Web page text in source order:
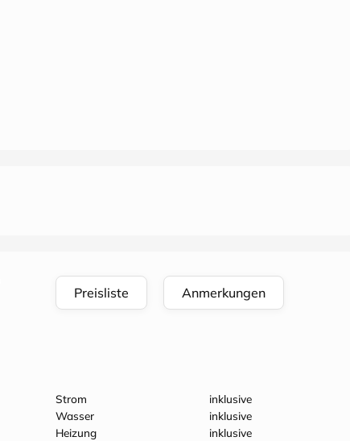
Preisliste Anmerkungen
Strom
inklusive
Wasser
inklusive
Heizung
inklusive